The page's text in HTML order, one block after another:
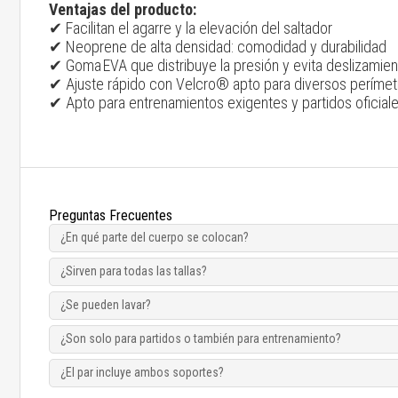
Ventajas del producto:
✔ Facilitan el agarre y la elevación del saltador
✔ Neoprene de alta densidad: comodidad y durabilidad
✔ Goma EVA que distribuye la presión y evita
✔ Ajuste rápido con Velcro® apto para diversos
✔ Apto para entrenamientos exigentes y partidos
Preguntas Frecuentes
¿En qué parte del cuerpo se colocan?
¿Sirven para todas las tallas?
¿Se pueden lavar?
¿Son solo para partidos o también para entrenamiento?
¿El par incluye ambos soportes?